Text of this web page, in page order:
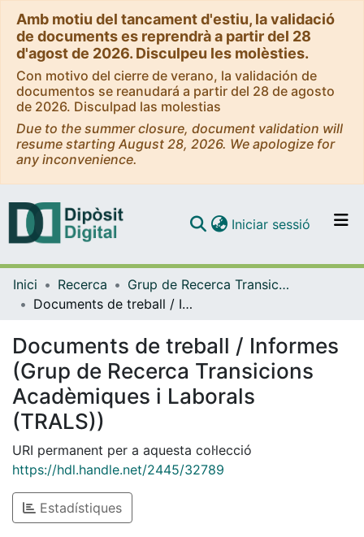
Amb motiu del tancament d'estiu, la validació
de documents es reprendrà a partir del 28
d'agost de 2026. Disculpeu les molèsties.
Con motivo del cierre de verano, la validación de
documentos se reanudará a partir del 28 de agosto
de 2026. Disculpad las molestias
Due to the summer closure, document validation will
resume starting August 28, 2026. We apologize for
any inconvenience.
Navega per tot el DD
Contacte
Iniciar sessió (current)
Inici Recerca
Grup de Recerca Transicions Acadèmiques i Laborals (TRALS)
Documents de treball / Informes (Grup de Recerca Transicions Acadèmiques i Laborals (TRALS))
Documents de treball / Informes
(Grup de Recerca Transicions
Acadèmiques i Laborals
(TRALS))
URI permanent per a aquesta col·lecció
https://hdl.handle.net/2445/32789
Estadístiques